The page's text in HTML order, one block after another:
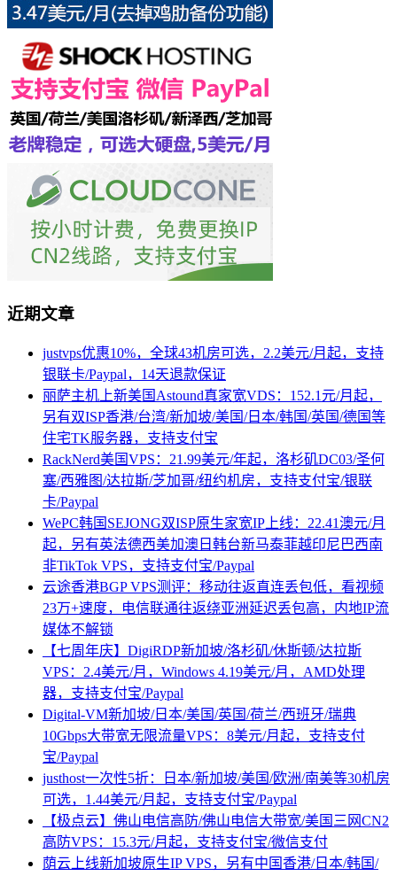
近期文章
justvps优惠10%，全球43机房可选，2.2美元/月起，支持
银联卡/Paypal，14天退款保证
丽萨主机上新美国Astound真家宽VDS：152.1元/月起，
另有双ISP香港/台湾/新加坡/美国/日本/韩国/英国/德国等
住宅TK服务器，支持支付宝
RackNerd美国VPS：21.99美元/年起，洛杉矶DC03/圣何
塞/西雅图/达拉斯/芝加哥/纽约机房，支持支付宝/银联
卡/Paypal
WePC韩国SEJONG双ISP原生家宽IP上线：22.41澳元/月
起，另有英法德西美加澳日韩台新马泰菲越印尼巴西南
非TikTok VPS，支持支付宝/Paypal
云途香港BGP VPS测评：移动往返直连丢包低，看视频
23万+速度，电信联通往返绕亚洲延迟丢包高，内地IP流
媒体不解锁
【七周年庆】DigiRDP新加坡/洛杉矶/休斯顿/达拉斯
VPS：2.4美元/月，Windows 4.19美元/月，AMD处理
器，支持支付宝/Paypal
Digital-VM新加坡/日本/美国/英国/荷兰/西班牙/瑞典
10Gbps大带宽无限流量VPS：8美元/月起，支持支付
宝/Paypal
justhost一次性5折：日本/新加坡/美国/欧洲/南美等30机房
可选，1.44美元/月起，支持支付宝/Paypal
【极点云】佛山电信高防/佛山电信大带宽/美国三网CN2
高防VPS：15.3元/月起，支持支付宝/微信支付
荫云上线新加坡原生IP VPS，另有中国香港/日本/韩国/